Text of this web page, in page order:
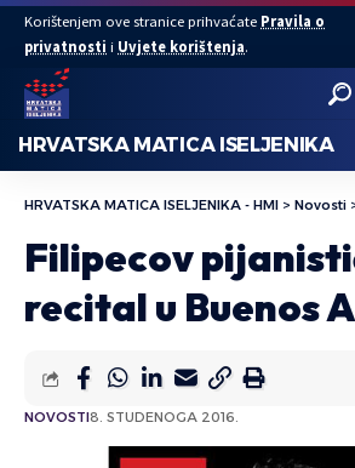
Korištenjem ove stranice prihvaćate Pravila o
privatnosti i Uvjete korištenja.
HRVATSKA MATICA ISELJENIKA
HRVATSKA MATICA ISELJENIKA - HMI > Novosti
Filipecov
recital u Buenos
NOVOSTI8. STUDENOGA 2016.